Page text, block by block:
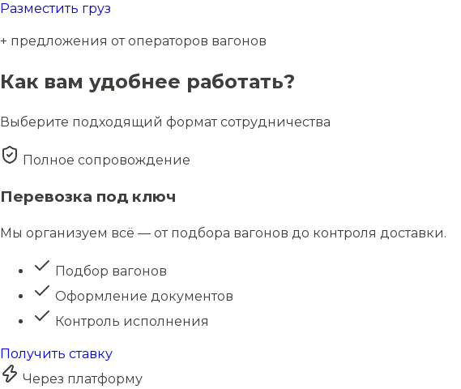
Разместить груз
+ предложения от операторов вагонов
Как вам удобнее работать?
Выберите подходящий формат сотрудничества
Полное сопровождение
Перевозка под ключ
Мы организуем всё — от подбора вагонов до контроля доставки.
Подбор вагонов
Оформление документов
Контроль исполнения
Получить ставку
Через платформу